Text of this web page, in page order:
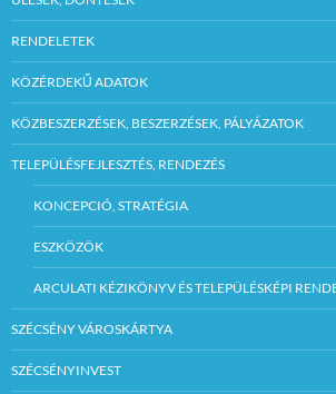
RENDELETEK
KÖZÉRDEKŰ ADATOK
KÖZBESZERZÉSEK, BESZERZÉSEK, PÁLYÁZATOK
TELEPÜLÉSFEJLESZTÉS, RENDEZÉS
KONCEPCIÓ, STRATÉGIA
ESZKÖZÖK
ARCULATI KÉZIKÖNYV ÉS TELEPÜLÉSKÉPI
SZÉCSÉNY VÁROSKÁRTYA
SZÉCSÉNYINVEST